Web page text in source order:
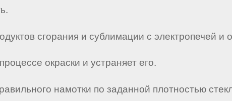
сгорания и сублимации с электропечей и
окраски и устраняет его.
намотки по заданной плотностью